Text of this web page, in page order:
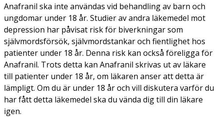
Anafranil ska inte användas vid behandling av barn och
ungdomar under 18 år. Studier av andra läkemedel mot
depression har påvisat risk för biverkningar som
självmordsförsök, självmordstankar och fientlighet hos
patienter under 18 år. Denna risk kan också föreligga för
Anafranil. Trots detta kan Anafranil skrivas ut av läkare
till patienter under 18 år, om läkaren anser att detta är
lämpligt. Om du är under 18 år och vill diskutera varför du
har fått detta läkemedel ska du vända dig till din läkare
igen.